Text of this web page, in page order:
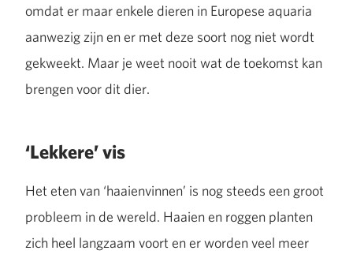
omdat er maar enkele dieren in Europese aquaria
aanwezig zijn en er met deze soort nog niet wordt
gekweekt. Maar je weet nooit wat de toekomst kan
brengen voor dit dier.
‘Lekkere’ vis
Het eten van ‘haaienvinnen’ is nog steeds een groot
probleem in de wereld. Haaien en roggen planten
zich heel langzaam voort en er worden veel meer